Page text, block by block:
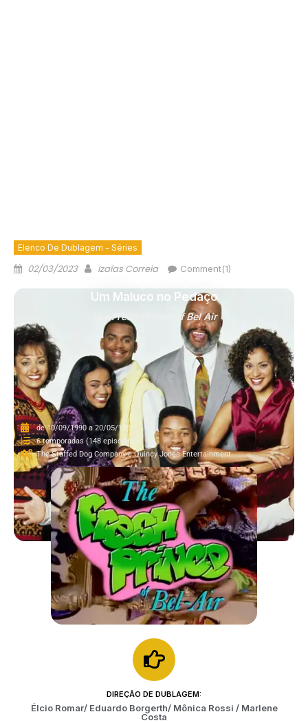
Elenco De Dublagem - Séries
02/03/2023 Izaías Correia Comment(1)
The Fresh Prince of Bel Air
Um Maluco no Pedaço
de 10/09/1990 a 20/05/1996.
6 temporadas (148 episódios)..
The Stuffed Dog Company e Quincy Jones Entertainment.
DIREÇÃO DE DUBLAGEM:
Élcio Romar/ Eduardo Borgerth/ Mônica Rossi / Marlene
Costa